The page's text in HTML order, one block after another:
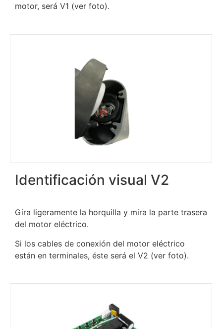
motor, será V1 (ver foto).
Identificación visual V2
Gira ligeramente la horquilla y mira la parte trasera
del motor eléctrico.
Si los cables de conexión del motor eléctrico
están en terminales, éste será el V2 (ver foto).